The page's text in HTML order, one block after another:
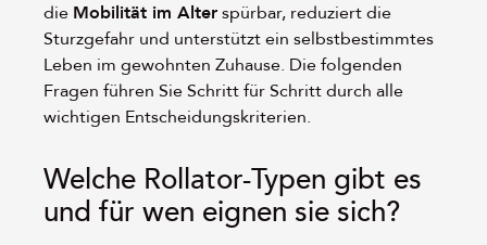
die Mobilität im Alterspürbar, reduziert die
Sturzgefahr und unterstützt ein selbstbestimmtes
Leben im gewohnten Zuhause. Die folgenden
Fragen führen Sie Schritt für Schritt durch alle
wichtigen Entscheidungskriterien.
Welche Rollator-Typen gibt es
und für wen eignen sie sich?